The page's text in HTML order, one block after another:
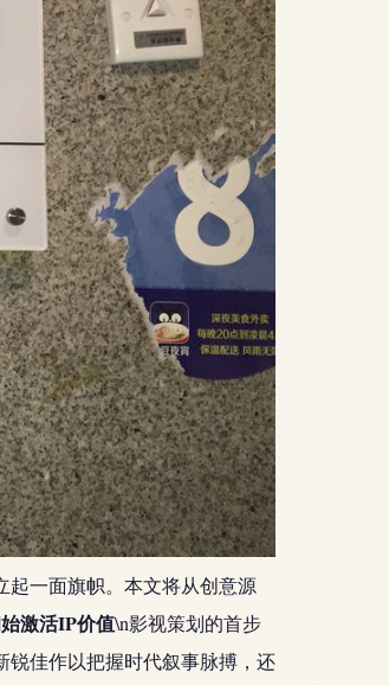
起一面旗帜。本文将从创意源
激活IP价值\n影视策划的首步
锐佳作以把握时代叙事脉搏，还